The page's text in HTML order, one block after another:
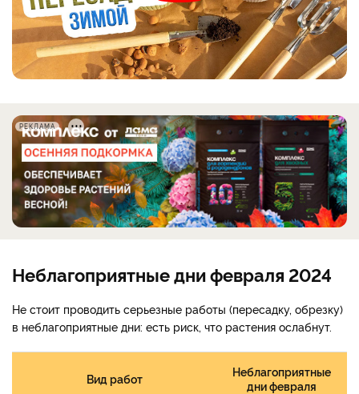
РЕКЛАМА
Неблагоприятные дни февраля 2024
Не стоит проводить серьезные работы (пересадку, обрезку)
в неблагоприятные дни: есть риск, что растения ослабнут.
Вид работ
Неблагоприятные
дни февраля